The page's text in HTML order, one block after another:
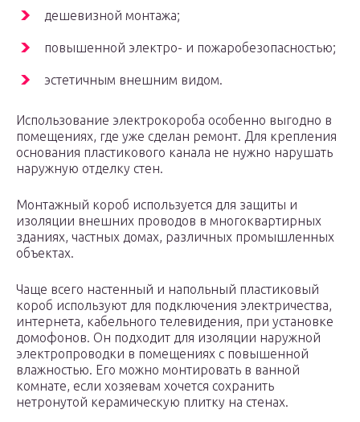
дешевизной монтажа;
повышенной электро- и пожаробезопасностью;
эстетичным внешним видом.
Использование электрокороба особенно выгодно в
помещениях, где уже сделан ремонт. Для крепления
основания пластикового канала не нужно нарушать
наружную отделку стен.
Монтажный короб используется для защиты и
изоляции внешних проводов в многоквартирных
зданиях, частных домах, различных промышленных
объектах.
Чаще всего настенный и напольный пластиковый
короб используют для подключения электричества,
интернета, кабельного телевидения, при установке
домофонов. Он подходит для изоляции наружной
электропроводки в помещениях с повышенной
влажностью. Его можно монтировать в ванной
комнате, если хозяевам хочется сохранить
нетронутой керамическую плитку на стенах.